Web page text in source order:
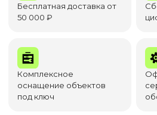
Бесплатная доставка от
50 000 ₽
Комплексное
оснащение объектов
под ключ